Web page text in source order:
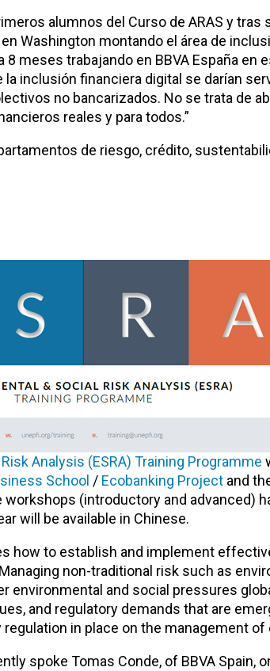
alumnos del Curso de ARAS y tras
Washington montando el área de
8 meses trabajando en BBVA España en
la inclusión financiera digital se darían
no bancarizados. No se trata de
reales y para todos.”
de riesgo, crédito,
Analysis (ESRA) Training Programme
School / Ecobanking Project and
(introductory and advanced)
will be available in Chinese.
how to establish and implement
non-traditional risk such as
environmental and social pressures
and regulatory demands that are
regulation in place on the management
spoke Tomas Conde, of BBVA